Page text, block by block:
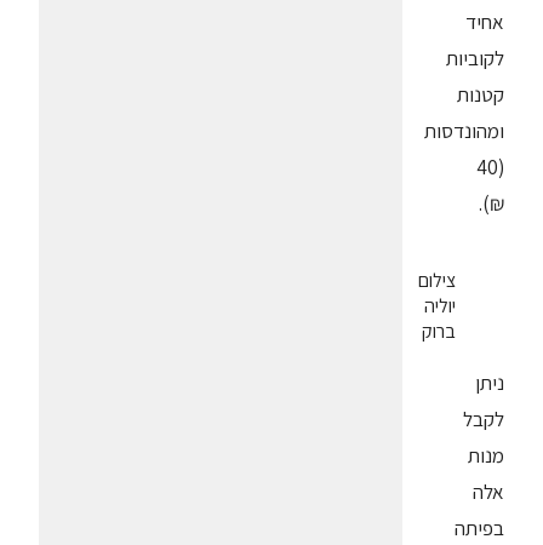
אחיד
לקוביות
קטנות
ומהונדסות
(40
₪).
צילום
יוליה
ברוק
ניתן
לקבל
מנות
אלה
בפיתה